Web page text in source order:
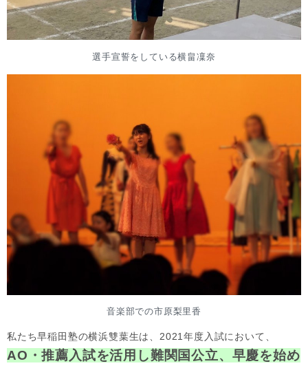
選手宣誓をしている横畠凜奈
音楽部での市原梨里香
私たち早稲田塾の横浜雙葉生は、2021年度入試において、
AO・推薦入試を活用し難関国公立、早慶を始め